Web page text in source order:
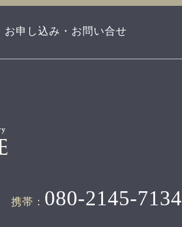
お申し込み・お問い合せ
携帯： 080-2145-7134